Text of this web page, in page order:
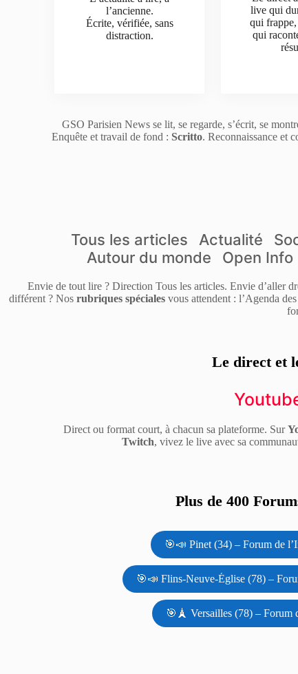
l’ancienne.
Écrite, vérifiée, sans
distraction.
live qui
qui frappe,
qui
GSO Parisien News se lit, se regarde, s’écrit, se
Enquête et travail de fond : Scritto. Reconnaissance et
Tous les articles Actualité
Autour du monde
Open Info
Envie de tout lire ? Direction Tous les articles. Envie d’aller
différent ? Nos rubriques spécialesvous attendent : l’Agenda
Le direct et
Direct ou format court, à chacun sa plateforme. Sur
Twitch, vivez le live avec sa
Plus de 400
🎯📣 Pinet (34) – Forum de
🎯📣 Flins-Neuve-Église (78) –
🎯🗼 Versailles (78) – Forum